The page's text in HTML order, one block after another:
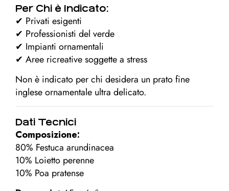
Per Chi è Indicato:
✔ Privati esigenti
✔ Professionisti del verde
✔ Impianti ornamentali
✔ Aree ricreative soggette a stress
Non è indicato per chi desidera un prato fine
inglese ornamentale ultra delicato.
Dati Tecnici
Composizione:
80% Festuca arundinacea
10% Loietto perenne
10% Poa pratense